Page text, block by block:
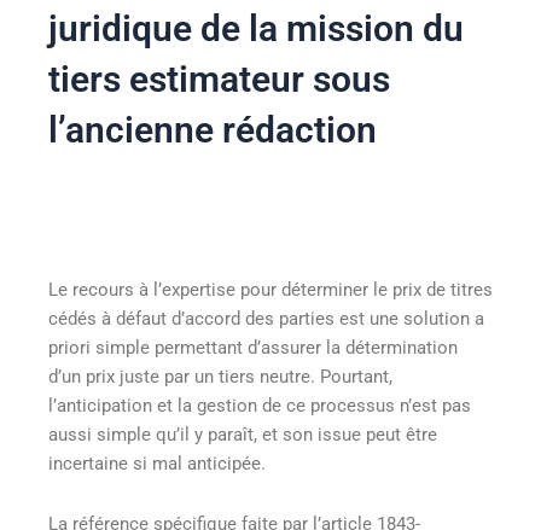
juridique de la mission du
tiers estimateur sous
l’ancienne rédaction
Le recours à l’expertise pour déterminer le prix de titres
cédés à défaut d’accord des parties est une solution a
priori simple permettant d’assurer la détermination
d’un prix juste par un tiers neutre. Pourtant,
l’anticipation et la gestion de ce processus n’est pas
aussi simple qu’il y paraît, et son issue peut être
incertaine si mal anticipée.
La référence spécifique faite par l’article 1843-